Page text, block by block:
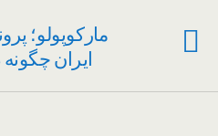
مارکوپولو؛
ایران